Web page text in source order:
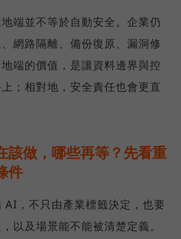
端並不等於自動安全。企業仍
網路隔離、備份復原、漏洞修
端的價值，是讓資料邊界與控
；相對地，安全責任也會更直
該做，哪些再等？先看重
件
AI，不只由產業標籤決定，也要
以及場景能不能被清楚定義。